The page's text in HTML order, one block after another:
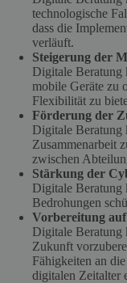
technologische
dass die
verläuft.
Steigerung der
Digitale Beratung
mobile Geräte zu
Flexibilität zu
Förderung der
Digitale Beratung
Zusammenarbeit
zwischen
Stärkung der
Digitale Beratung
Bedrohungen
Vorbereitung
Digitale Beratung
Zukunft
Fähigkeiten an
digitalen Zeitalter